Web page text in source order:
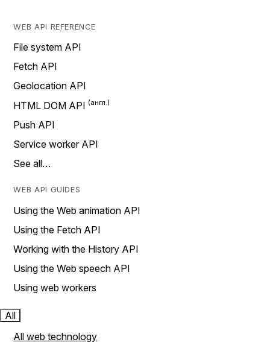
WEB API REFERENCE
File system API
Fetch API
Geolocation API
HTML DOM API
Push API
Service worker API
See all…
WEB API GUIDES
Using the Web animation API
Using the Fetch API
Working with the History API
Using the Web speech API
Using web workers
All
All web technology